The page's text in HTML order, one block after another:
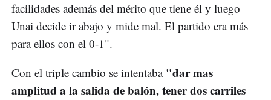
facilidades además del mérito que tiene él y luego
Unai decide ir abajo y mide mal. El partido era más
para ellos con el 0-1".
Con el triple cambio se intentaba "dar mas
amplitud a la salida de balón, tener dos carriles